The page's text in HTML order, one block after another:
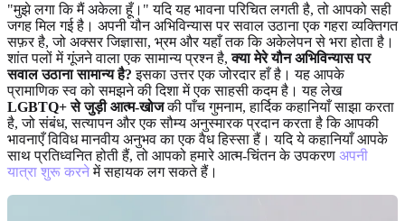
"मुझे लगा कि मैं अकेला हूँ।" यदि यह भावना परिचित लगती है, तो आपको सही
जगह मिल गई है। अपनी यौन अभिविन्यास पर सवाल उठाना एक गहरा व्यक्तिगत
सफ़र है, जो अक्सर जिज्ञासा, भ्रम और यहाँ तक कि अकेलेपन से भरा होता है।
शांत पलों में गूंजने वाला एक सामान्य प्रश्न है,क्या मेरे यौन अभिविन्यास पर
सवाल उठाना सामान्य है? इसका उत्तर एक जोरदार हाँ है। यह आपके
प्रामाणिक स्व को समझने की दिशा में एक साहसी कदम है। यह लेख
LGBTQ+ से जुड़ी आत्म-खोजकी पाँच गुमनाम, हार्दिक कहानियाँ साझा करता
है, जो संबंध, सत्यापन और एक सौम्य अनुस्मारक प्रदान करता है कि आपकी
भावनाएँ विविध मानवीय अनुभव का एक वैध हिस्सा हैं। यदि ये कहानियाँ आपके
साथ प्रतिध्वनित होती हैं, तो आपको हमारे आत्म-चिंतन के उपकरण अपनी
यात्रा शुरू करनेमें सहायक लग सकते हैं।